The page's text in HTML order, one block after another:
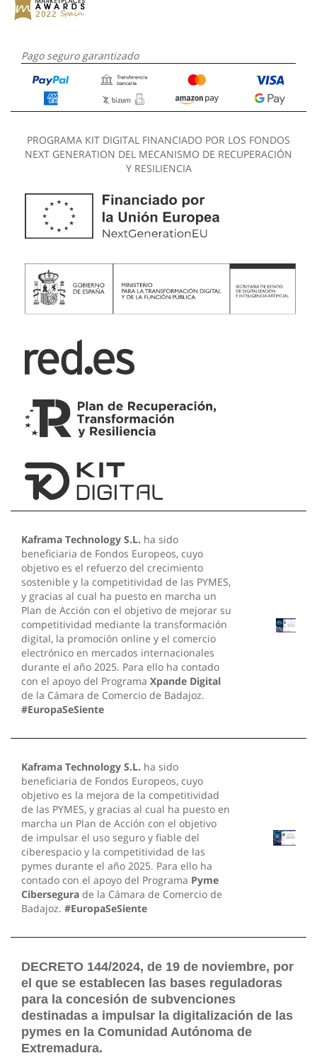
Pago seguro garantizado
PROGRAMA KIT DIGITAL FINANCIADO POR LOS FONDOS
NEXT GENERATION DEL MECANISMO DE RECUPERACIÓN
Y RESILIENCIA
Kaframa Technology S.L. ha sido
beneficiaria de Fondos Europeos, cuyo
objetivo es el refuerzo del crecimiento
sostenible y la competitividad de las PYMES,
y gracias al cual ha puesto en marcha un
Plan de Acción con el objetivo de mejorar su
competitividad mediante la transformación
digital, la promoción online y el comercio
electrónico en mercados internacionales
durante el año 2025. Para ello ha contado
con el apoyo del Programa Xpande Digital
de la Cámara de Comercio de Badajoz.
#EuropaSeSiente
Kaframa Technology S.L. ha sido
beneficiaria de Fondos Europeos, cuyo
objetivo es la mejora de la competitividad
de las PYMES, y gracias al cual ha puesto en
marcha un Plan de Acción con el objetivo
de impulsar el uso seguro y fiable del
ciberespacio y la competitividad de las
pymes durante el año 2025. Para ello ha
contado con el apoyo del Programa Pyme
Cibersegura de la Cámara de Comercio de
Badajoz. #EuropaSeSiente
DECRETO 144/2024, de 19 de noviembre, por
el que se establecen las bases reguladoras
para la concesión de subvenciones
destinadas a impulsar la digitalización de las
pymes en la Comunidad Autónoma de
Extremadura.